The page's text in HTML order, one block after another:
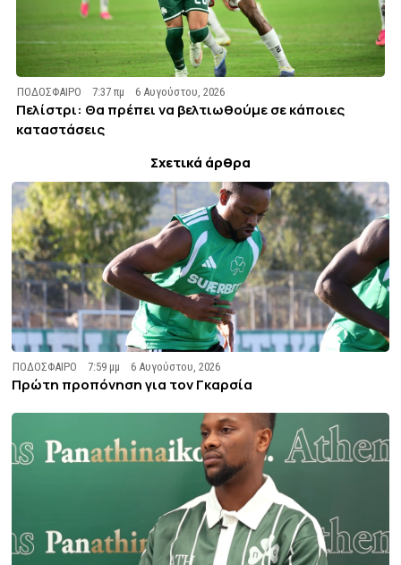
ΠΟΔΟΣΦΑΙΡΟ 7:37 πμ 6 Αυγούστου, 2026
Πελίστρι: Θα πρέπει να βελτιωθούμε σε κάποιες
καταστάσεις
Σχετικά άρθρα
ΠΟΔΟΣΦΑΙΡΟ 7:59 μμ 6 Αυγούστου, 2026
Πρώτη προπόνηση για τον Γκαρσία